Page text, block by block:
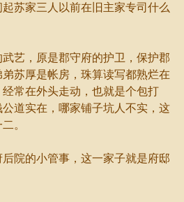
家三人以前在旧主家专司什么
，原是郡守府的护卫，保护郡
苏厚是帐房，珠算读写都熟烂在
常在外头走动，也就是个包打
道实在，哪家铺子坑人不实，这
。
的小管事，这一家子就是府邸